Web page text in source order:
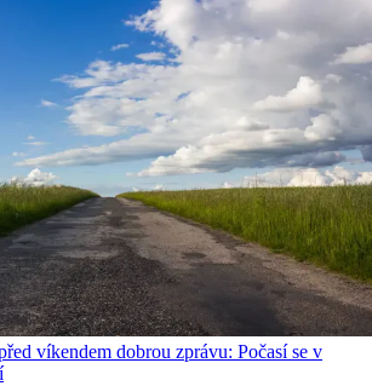
víkendem dobrou zprávu: Počasí se v